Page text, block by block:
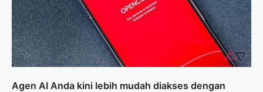
Agen AI Anda kini lebih mudah diakses dengan